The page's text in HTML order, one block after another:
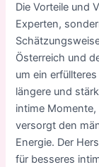
Die Vorteile und
Experten,
Österreich und
um ein
längere und
intime
versorgt den
Energie. Der
für besseres